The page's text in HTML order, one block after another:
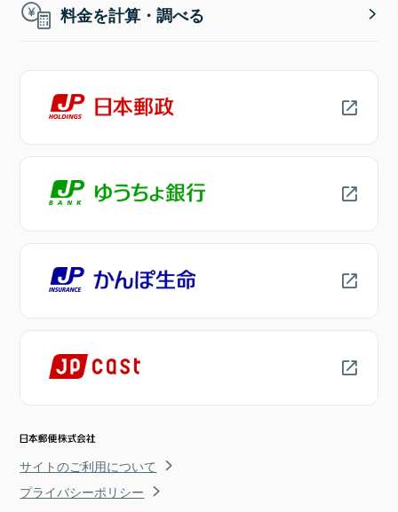
料金を計算・調べる
サイトのご利用について
プライバシーポリシー